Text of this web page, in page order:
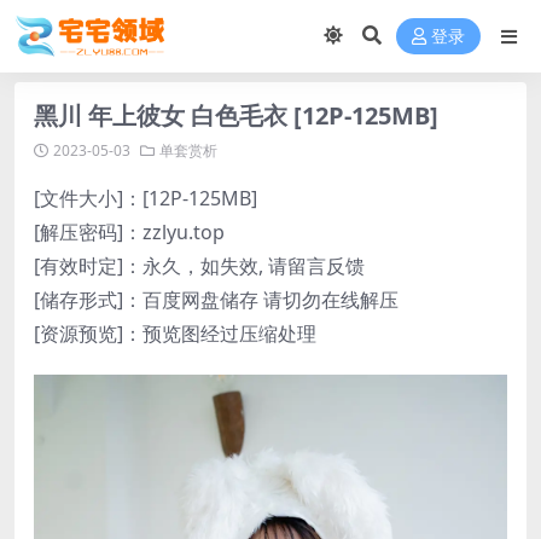
登录
黑川 年上彼女 白色毛衣 [12P-125MB]
2023-05-03 单套赏析
[文件大小]：[12P-125MB]
[解压密码]：zzlyu.top
[有效时定]：永久，如失效, 请留言反馈
[储存形式]：百度网盘储存 请切勿在线解压
[资源预览]：预览图经过压缩处理